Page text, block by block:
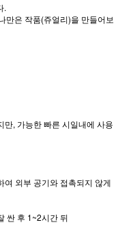
.
만은 작품(쥬얼리)을 만들어보
, 가능한 빠른 시일내에 사용
여 외부 공기와 접촉되지 않게
싼 후 1~2시간 뒤